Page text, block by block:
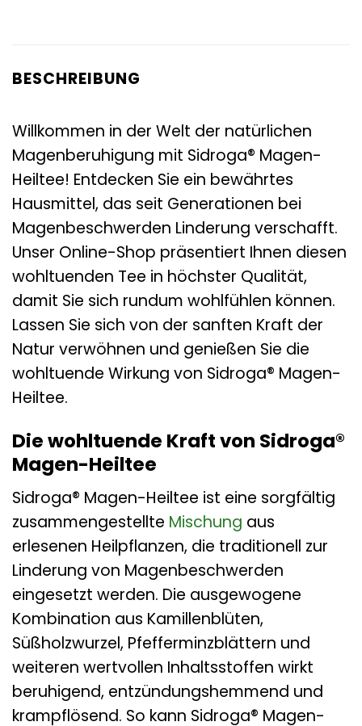
BESCHREIBUNG
Willkommen in der Welt der natürlichen
Magenberuhigung mit Sidroga® Magen-
Heiltee! Entdecken Sie ein bewährtes
Hausmittel, das seit Generationen bei
Magenbeschwerden Linderung verschafft.
Unser Online-Shop präsentiert Ihnen diesen
wohltuenden Tee in höchster Qualität,
damit Sie sich rundum wohlfühlen können.
Lassen Sie sich von der sanften Kraft der
Natur verwöhnen und genießen Sie die
wohltuende Wirkung von Sidroga® Magen-
Heiltee.
Die wohltuende Kraft von Sidroga®
Magen-Heiltee
Sidroga® Magen-Heiltee ist eine sorgfältig
zusammengestellte Mischung aus
erlesenen Heilpflanzen, die traditionell zur
Linderung von Magenbeschwerden
eingesetzt werden. Die ausgewogene
Kombination aus Kamillenblüten,
Süßholzwurzel, Pfefferminzblättern und
weiteren wertvollen Inhaltsstoffen wirkt
beruhigend, entzündungshemmend und
krampflösend. So kann Sidroga® Magen-